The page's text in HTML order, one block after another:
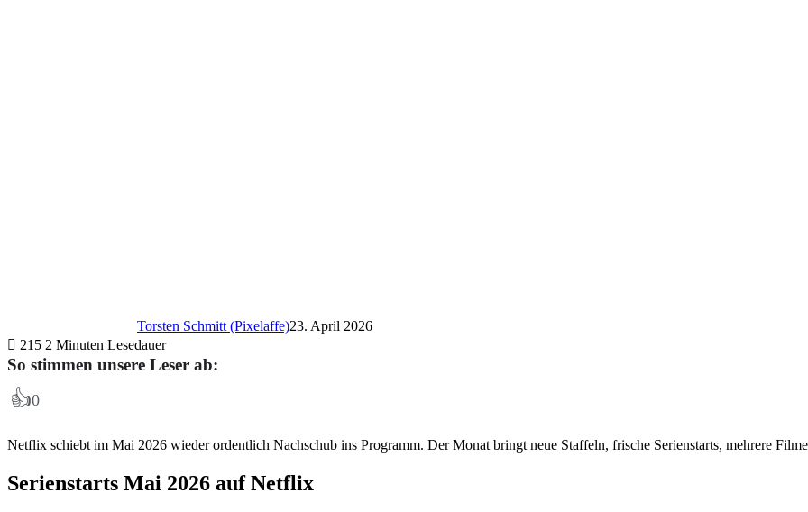
Torsten Schmitt (Pixelaffe)23. April 2026
215 2 Minuten Lesedauer
So stimmen unsere Leser ab:
👍0
Netflix schiebt im Mai 2026 wieder ordentlich Nachschub ins Programm. Der Monat bringt neue Staffeln, frische Serienstarts, mehrere
Serienstarts Mai 2026 auf Netflix